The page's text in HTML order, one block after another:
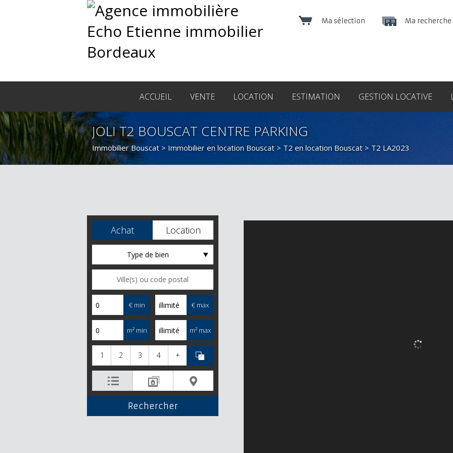
Ma recherche
Ma sélection
ACCUEIL VENTE LOCATION ESTIMATION GESTION LOCATIVE
JOLI T2 BOUSCAT CENTRE PARKING
Immobilier Bouscat > Immobilier en location Bouscat > T2 en location Bouscat > T2 LA2023
Achat Location
Type de bien
€ min € max
m² min m² max
1 2 3 4 +